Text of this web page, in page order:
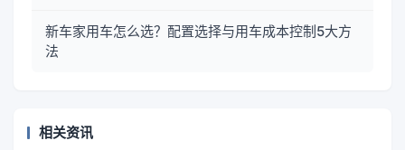
新车家用车怎么选？配置选择与用车成本控制5大方
法
相关资讯